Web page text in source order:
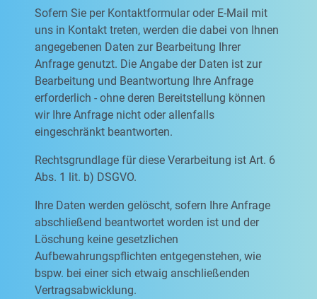
Sofern Sie per Kontaktformular oder E-Mail mit
uns in Kontakt treten, werden die dabei von Ihnen
angegebenen Daten zur Bearbeitung Ihrer
Anfrage genutzt. Die Angabe der Daten ist zur
Bearbeitung und Beantwortung Ihre Anfrage
erforderlich - ohne deren Bereitstellung können
wir Ihre Anfrage nicht oder allenfalls
eingeschränkt beantworten.
Rechtsgrundlage für diese Verarbeitung ist Art. 6
Abs. 1 lit. b) DSGVO.
Ihre Daten werden gelöscht, sofern Ihre Anfrage
abschließend beantwortet worden ist und der
Löschung keine gesetzlichen
Aufbewahrungspflichten entgegenstehen, wie
bspw. bei einer sich etwaig anschließenden
Vertragsabwicklung.